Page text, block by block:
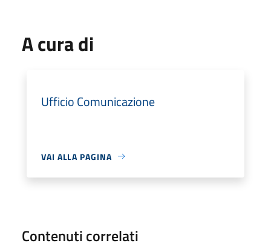
A cura di
Ufficio Comunicazione
VAI ALLA PAGINA
Contenuti correlati